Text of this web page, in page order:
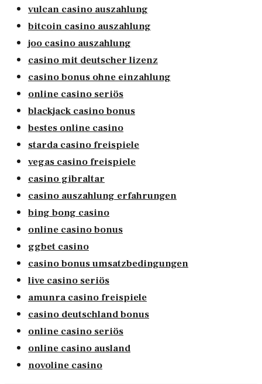
vulcan casino auszahlung
bitcoin casino auszahlung
joo casino auszahlung
casino mit deutscher lizenz
casino bonus ohne einzahlung
online casino seriös
blackjack casino bonus
bestes online casino
starda casino freispiele
vegas casino freispiele
casino gibraltar
casino auszahlung erfahrungen
bing bong casino
online casino bonus
ggbet casino
casino bonus umsatzbedingungen
live casino seriös
amunra casino freispiele
casino deutschland bonus
online casino seriös
online casino ausland
novoline casino